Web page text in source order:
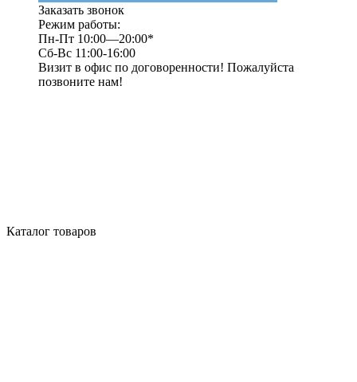
Заказать звонок
Режим работы:
Пн-Пт 10:00—20:00*
Сб-Вс 11:00-16:00
Визит в офис по договоренности! Пожалуйста
позвоните нам!
Каталог товаров